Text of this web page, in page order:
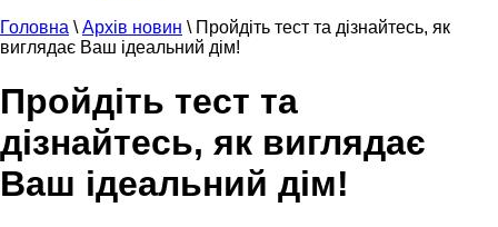
Головна \ Архів новин \ Пройдіть тест та дізнайтесь, як
виглядає Ваш ідеальний дім!
Пройдіть тест та
дізнайтесь, як виглядає
Ваш ідеальний дім!